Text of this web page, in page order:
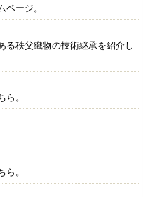
ページ。
る秩父織物の技術継承を紹介し
。
。